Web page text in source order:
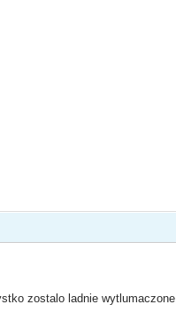
zostalo ladnie wytlumaczone.